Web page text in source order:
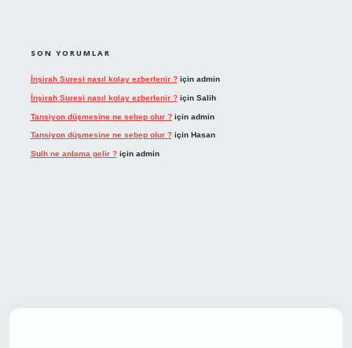
SON YORUMLAR
İnşirah Suresi nasıl kolay ezberlenir ?için admin
İnşirah Suresi nasıl kolay ezberlenir ?için Salih
Tansiyon düşmesine ne sebep olur ?için admin
Tansiyon düşmesine ne sebep olur ?için Hasan
Sulh ne anlama gelir ?için admin